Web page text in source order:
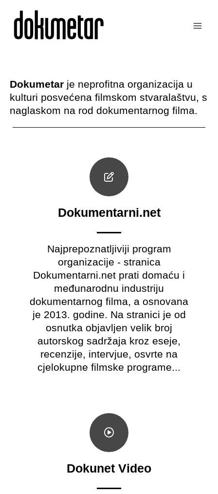
content
Dokumetar je neprofitna organizacija u
kulturi posvećena filmskom stvaralaštvu, s
naglaskom na rod dokumentarnog filma.
Dokumentarni.net
Najprepoznatljiviji program
organizacije - stranica
Dokumentarni.net prati domaću i
međunarodnu industriju
dokumentarnog filma, a osnovana
je 2013. godine. Na stranici je od
osnutka objavljen velik broj
autorskog sadržaja kroz eseje,
recenzije, intervjue, osvrte na
cjelokupne filmske programe...​
Dokunet Video